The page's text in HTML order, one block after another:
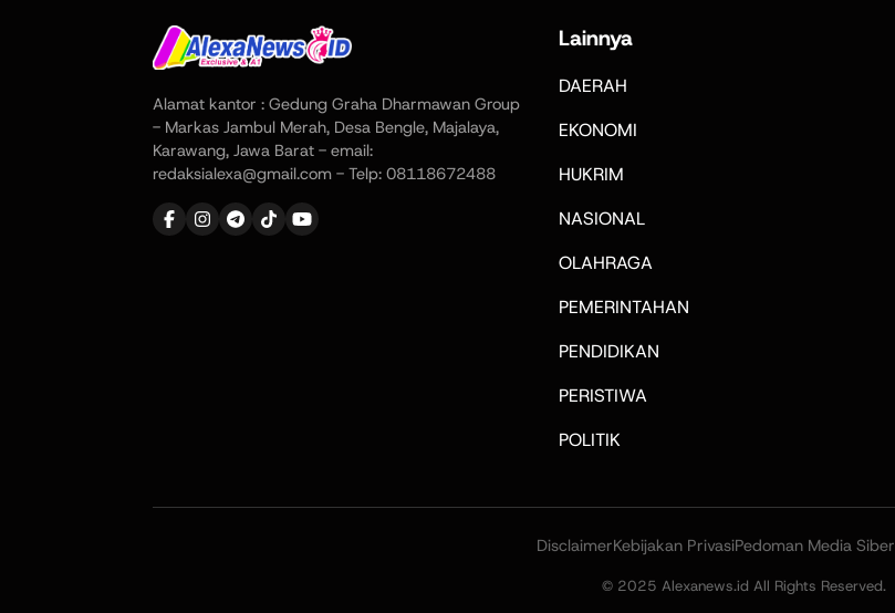
Alamat kantor : Gedung Graha Dharmawan Group
- Markas Jambul Merah, Desa Bengle, Majalaya,
Karawang, Jawa Barat - email:
redaksialexa@gmail.com - Telp: 08118672488
Lainnya
DAERAH
EKONOMI
HUKRIM
NASIONAL
OLAHRAGA
PEMERINTAHAN
PENDIDIKAN
PERISTIWA
POLITIK
DisclaimerKebijakan PrivasiPedoman Media Siber
© 2025 Alexanews.id All Rights Reserved.